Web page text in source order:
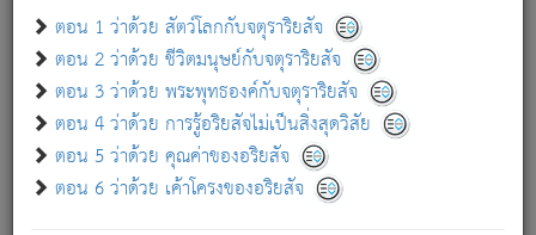
ตอน 1 ว่าด้วย สัตว์โลกกับจตุราริยสัจ
ตอน 2 ว่าด้วย ชีวิตมนุษย์กับจตุราริยสัจ
ตอน 3 ว่าด้วย พระพุทธองค์กับจตุราริยสัจ
ตอน 4 ว่าด้วย การรู้อริยสัจไม่เป็นสิ่งสุดวิสัย
ตอน 5 ว่าด้วย คุณค่าของอริยสัจ
ตอน 6 ว่าด้วย เค้าโครงของอริยสัจ
เขาเพลิดเพลินยิ่งนักในสิ่งใด สิ่งนั้นเป็นภัย (ที่เขาไม่รู้จัก)
เขากลัวต่อสิ่งใดสิ่งนั้นเป็นทุกข์
พรหมจรรย์นี้ อันบุคคลย่อมประพฤติ ก็เพื่อการละขาดซึ่ง
ภพ.
สมณะหรือพราหมณ์เหล่าใด กล่าวความหลุดพ้นจากภพว่า
มีได้เพราะภพ เรากล่าวว่า สมณะหรือพราหมณ์ทั้งปวงนั้น
มิใช่ผู้หลดพ้นจากภพ.